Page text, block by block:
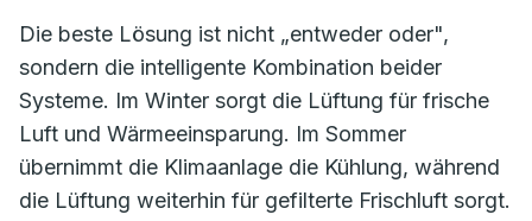
Die beste Lösung ist nicht „entweder oder",
sondern die intelligente Kombination beider
Systeme. Im Winter sorgt die Lüftung für frische
Luft und Wärmeeinsparung. Im Sommer
übernimmt die Klimaanlage die Kühlung, während
die Lüftung weiterhin für gefilterte Frischluft sorgt.